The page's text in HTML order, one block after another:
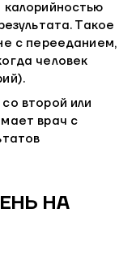
Такое
с перееданием,
человек
второй или
врач с
НА